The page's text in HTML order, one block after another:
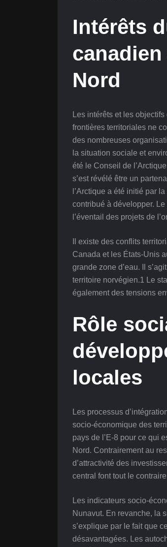
Intérêts
Nord
Les intérêts et les
frontières territoriales ne
des nombreuses
la situation sociale et
été le Conseil de
s’est révélé être un
l’Arctique a été initié par
contribué à développer.
l’éventail des projets de
Il existe des conflits
Canada et les États-Unis
grande zone d’eau. Il
territoire norvégien.1 Le
également des tensions
Rôle
locales
Les processus
socio-économique des
pays de l’E-8 pour ce qui
Nord. Contrairement au
d’attractivité des
central font tout le
Les indicateurs socio-
Nunavut. En revanche, la
s’explique par le fait que
désavantagées. Les